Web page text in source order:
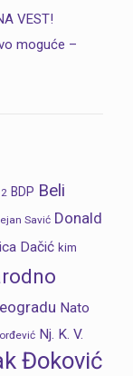
VEST!
moguće –
BDP Beli
Savić Donald
Dačić kim
Nato
Nj. K. V.
Đoković